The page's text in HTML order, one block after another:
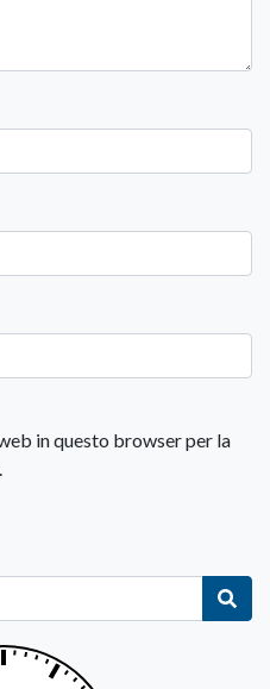
in questo browser per la